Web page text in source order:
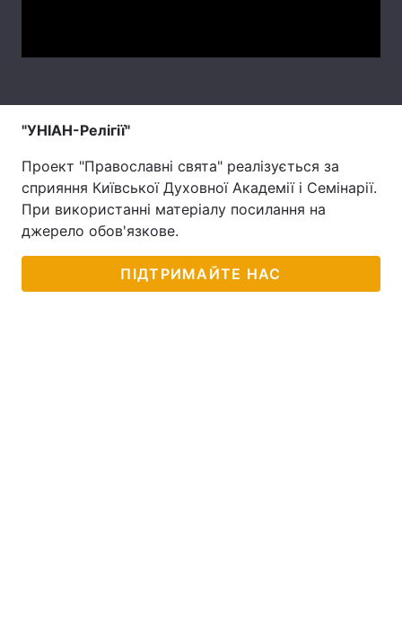
Послуги
"УНІАН-Релігії"
Проект "Православні свята" реалізується за
сприяння Київської Духовної Академії і Семінарії.
При використанні матеріалу посилання на
джерело обов'язкове.
ПІДТРИМАЙТЕ НАС